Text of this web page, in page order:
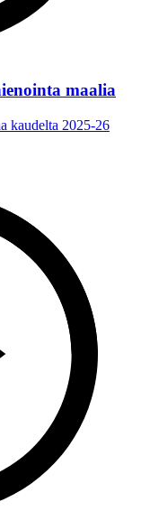
maalia
kaudelta 2025-26